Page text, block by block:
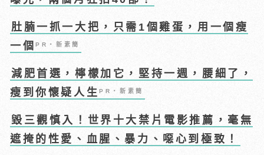
肚腩一抓一大把，只需1個雞蛋，用一個瘦
一個PR・新素簡
減肥首選，檸檬加它，堅持一週，腰細了，
瘦到你懷疑人生PR・新素簡
毀三觀慎入！世界十大禁片電影推薦，毫無
遮掩的性愛、血腥、暴力、噁心到極致！